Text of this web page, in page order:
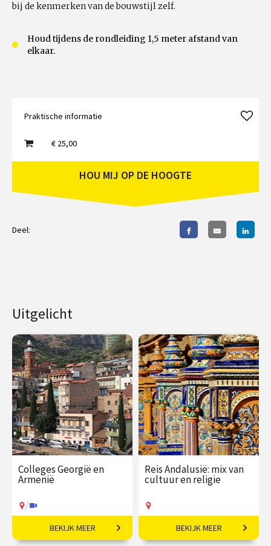
bij de kenmerken van de bouwstijl zelf.
Houd tijdens de rondleiding 1,5 meter afstand van
elkaar.
Praktische informatie
€ 25,00
HOU MIJ OP DE HOOGTE
Deel:
Uitgelicht
Colleges Georgië en
Armenië
/
Politieke en culturele
BEKIJK MEER
Reis Andalusië: mix van
cultuur en religie
7-daagse reis o.l.v. Robert-
BEKIJK MEER